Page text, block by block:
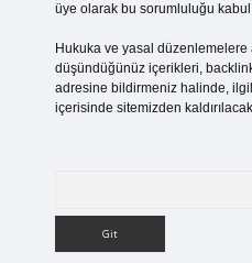
üye olarak bu sorumluluğu kabul
Hukuka ve yasal düzenlemelere
düşündüğünüz içerikleri,
adresine bildirmeniz halinde,
içerisinde sitemizden